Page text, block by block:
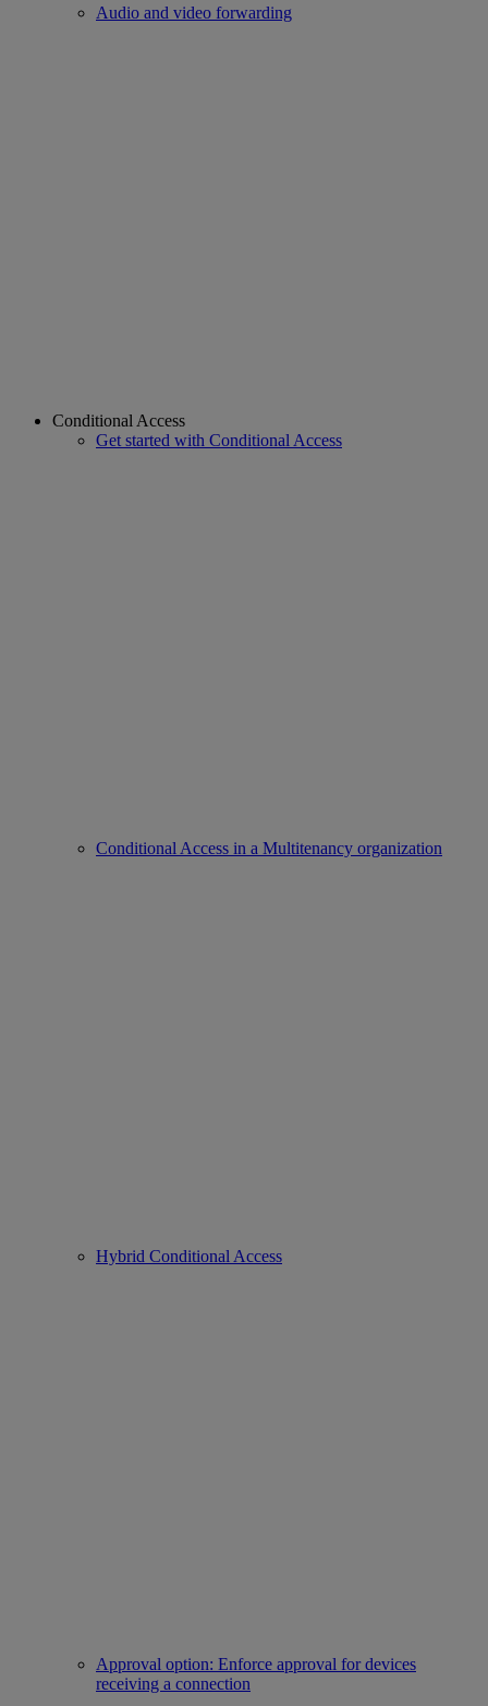
Audio and video forwarding
Conditional Access
Get started with Conditional Access
Conditional Access in a Multitenancy organization
Hybrid Conditional Access
Approval option: Enforce approval for devices
receiving a connection